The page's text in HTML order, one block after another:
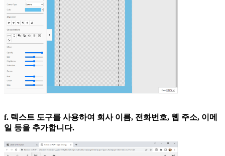
f. 텍스트 도구를 사용하여 회사 이름, 전화번호, 웹 주소, 이메
일 등을 추가합니다.